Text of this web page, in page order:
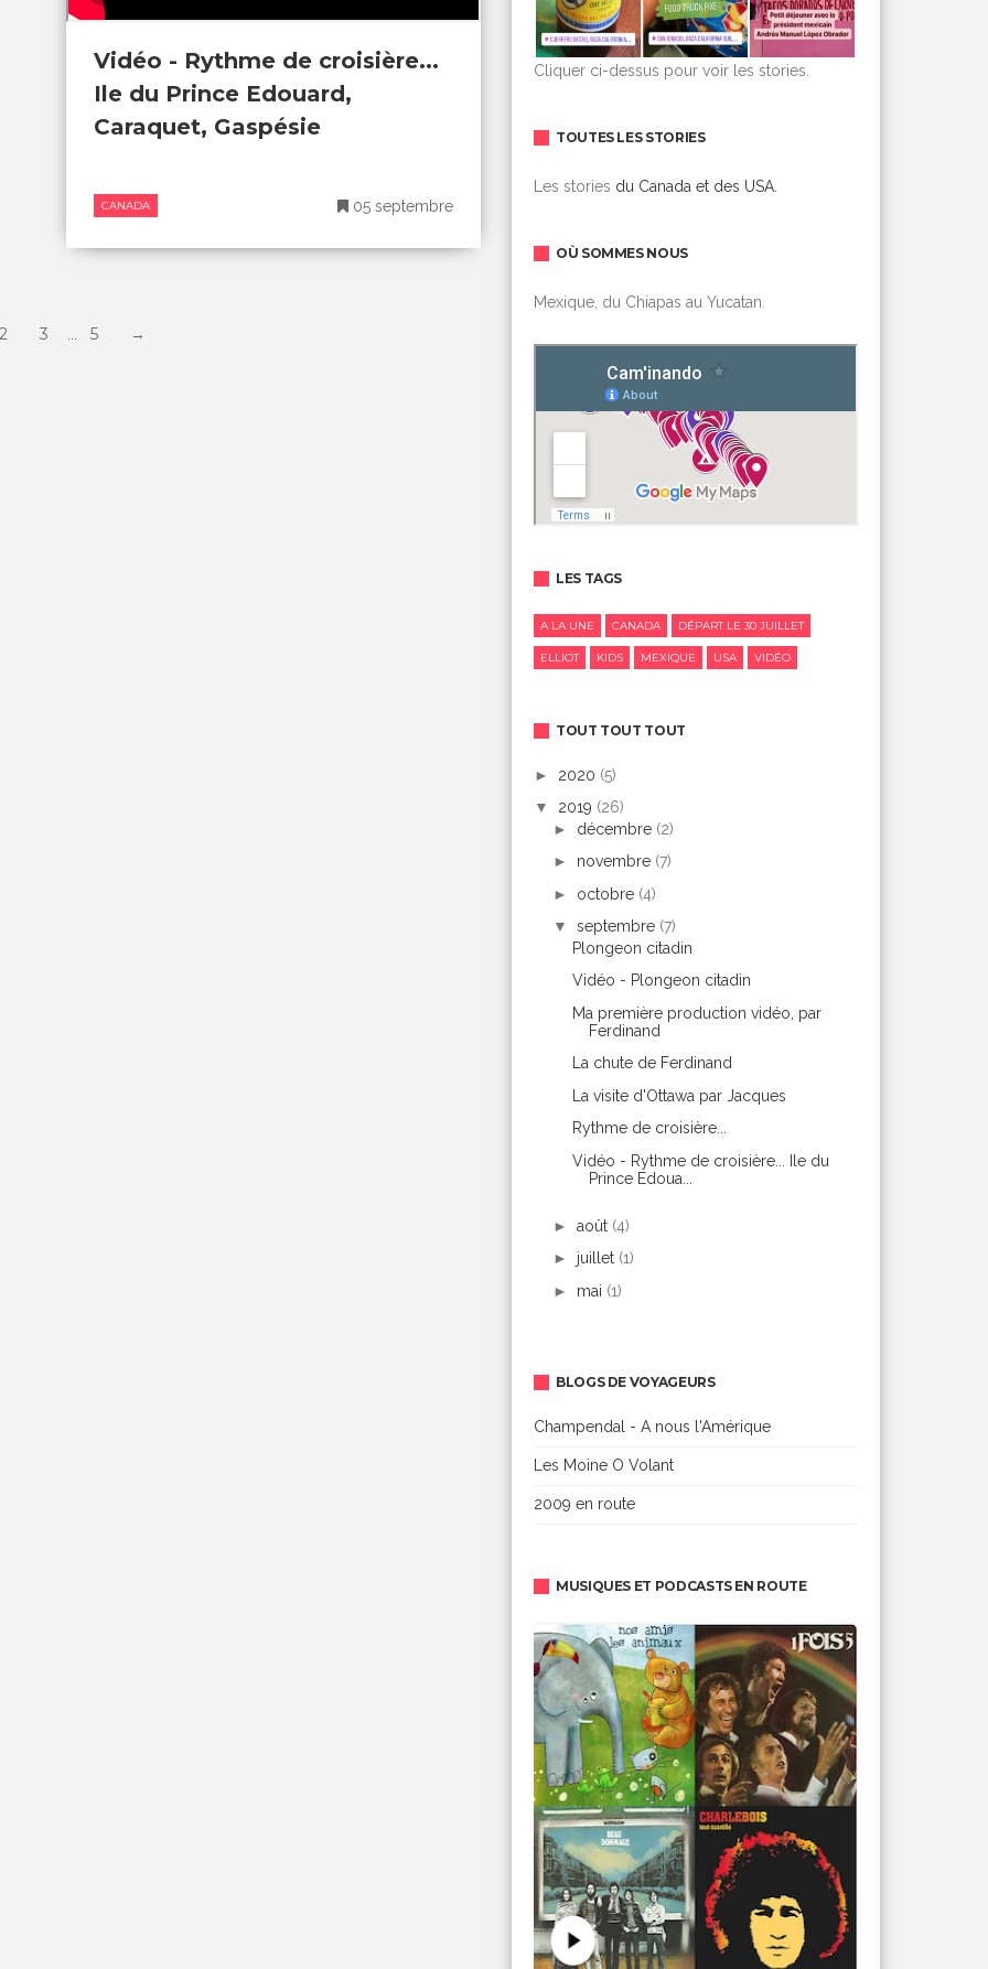
Vidéo - Rythme de croisière...
Ile du Prince Edouard,
Caraquet, Gaspésie
CANADA 05 septembre
2 3 5 →
Cliquer ci-dessus pour voir les stories.
TOUTES LES STORIES
Les stories du Canada et des USA.
OÙ SOMMES NOUS
Mexique, du Chiapas au Yucatan.
LES TAGS
A LA UNE CANADA DÉPART LE 30 JUILLET
ELLIOT KIDS MEXIQUE USA VIDÉO
TOUT TOUT TOUT
► 2020 (5)
▼ 2019 (26)
► décembre (2)
► novembre (7)
► octobre (4)
▼ septembre (7)
Plongeon citadin
Vidéo - Plongeon citadin
Ma première production vidéo, par
Ferdinand
La chute de Ferdinand
La visite d'Ottawa par Jacques
Rythme de croisière...
Vidéo - Rythme de croisière... Ile du
Prince Edoua...
► août (4)
► juillet (1)
► mai (1)
BLOGS DE VOYAGEURS
Champendal - A nous l'Amérique
Les Moine O Volant
2009 en route
MUSIQUES ET PODCASTS EN ROUTE